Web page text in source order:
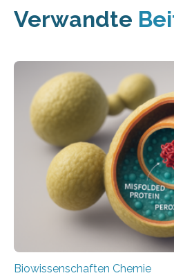
Verwandte
Biowissenschaften Chemie